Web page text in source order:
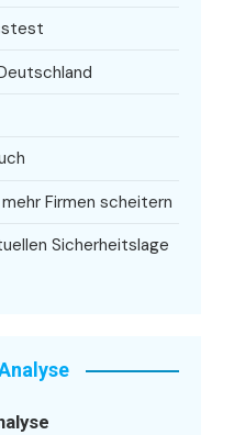
Firmen scheitern
Sicherheitslage